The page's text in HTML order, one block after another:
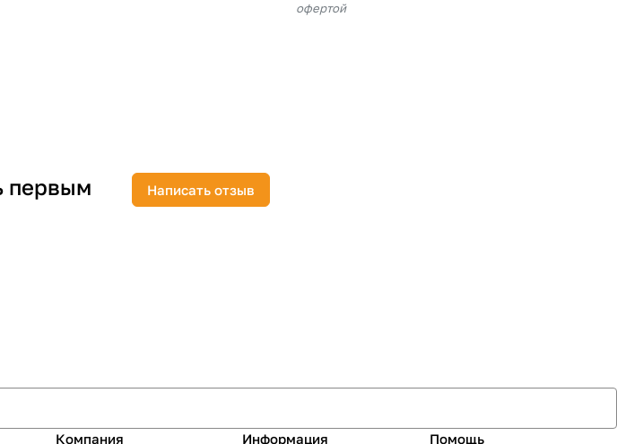
офертой
первым Написать отзыв
Компания Информация Помощь